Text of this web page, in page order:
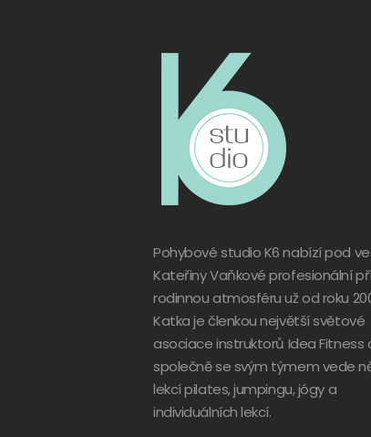
Pohybové studio K6 nabízí pod
Kateřiny Vaňkové profesionální
rodinnou atmosféru už od roku
Katka je členkou největší světové
asociace instruktorů Idea Fitness
společně se svým týmem vede
lekcí pilates, jumpingu, jógy a
individuálních lekcí.